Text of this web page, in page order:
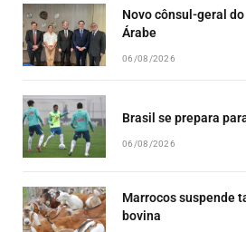
Novo cônsul-geral
Árabe
06/08/2026
Brasil se prepara
06/08/2026
Marrocos suspende
bovina